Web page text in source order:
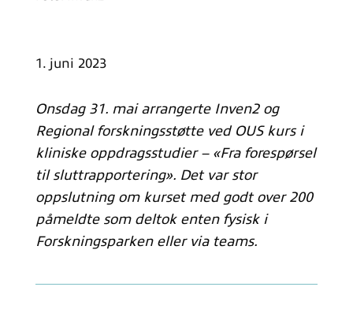
1. juni 2023
Onsdag 31. mai arrangerte Inven2 og
Regional forskningsstøtte ved OUS kurs i
kliniske oppdragsstudier – «Fra forespørsel
til sluttrapportering». Det var stor
oppslutning om kurset med godt over 200
påmeldte som deltok enten fysisk i
Forskningsparken eller via teams.